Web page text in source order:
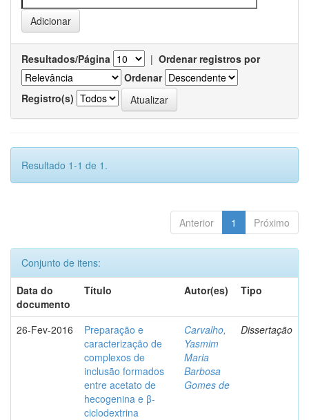
Resultados/Página | Ordenar registros por
Ordenar
Registro(s)
Resultado 1-1 de 1.
Anterior 1 Próximo
Conjunto de itens:
Data do
documento
Título Autor(es) Tipo
26-Fev-2016
Preparação e
caracterização de
complexos de
inclusão formados
entre acetato de
hecogenina e β-
ciclodextrina
Carvalho,
Yasmim
Maria
Barbosa
Gomes de
Dissertação